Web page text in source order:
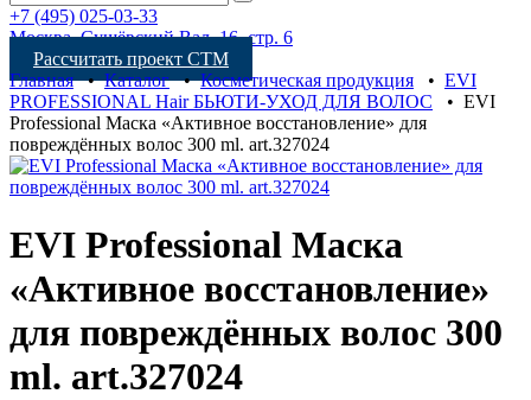
+7 (495) 025-03-33
Москва, Сущёвский Вал, 16, стр. 6
Рассчитать проект СТМ
Главная•Каталог•Косметическая продукция • EVI
PROFESSIONAL Hair БЬЮТИ-УХОД ДЛЯ ВОЛОС • EVI
Professional Маска «Активное восстановление» для
повреждённых волос 300 ml. art.327024
EVI Professional Маска
«Активное восстановление»
для повреждённых волос 300
ml. art.327024